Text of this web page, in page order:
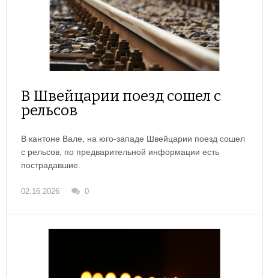
В Швейцарии поезд сошел с
рельсов
В кантоне Вале, на юго-западе Швейцарии поезд сошел
с рельсов, по предварительной информации есть
пострадавшие.
02.16.2026 0